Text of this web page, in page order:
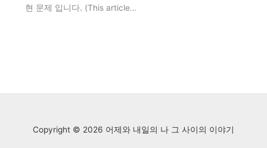
현 문제 입니다. (This article…
Copyright © 2026 어제와 내일의 나 그 사이의 이야기